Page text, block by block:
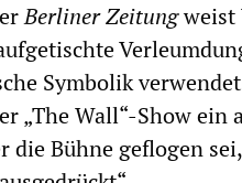
Berliner Zeitungweist
Symbolik
„The Wall“-Show ein
Bühne geflogen